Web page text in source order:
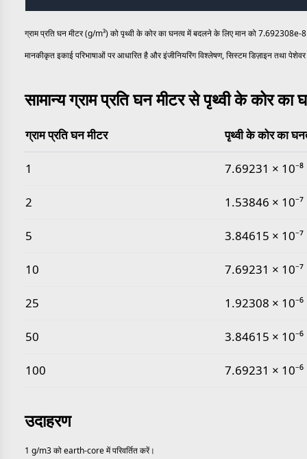
ग्राम प्रति घन मीटर (g/m³) को पृथ्वी के कोर का घनत्व में बदलने के लिए मान को
मानकीकृत इकाई परिभाषाओं पर आधारित है और इंजीनियरिंग विश्लेषण, सिस्टम डिज़ाइन तथा
सामान्य ग्राम प्रति घन मीटर से पृथ्वी के कोर का
सामान्य ग्राम प्रति घन मीटर से पृथ्वी के कोर का घनत्व मान
ग्राम प्रति घन मीटर पृथ्वी के कोर का
1 7.69231 × 10⁻⁸
2 1.53846 × 10⁻⁷
5 3.84615 × 10⁻⁷
10 7.69231 × 10⁻⁷
25 1.92308 × 10⁻⁶
50 3.84615 × 10⁻⁶
100 7.69231 × 10⁻⁶
उदाहरण
1 g/m3 को earth-core में परिवर्तित करें।